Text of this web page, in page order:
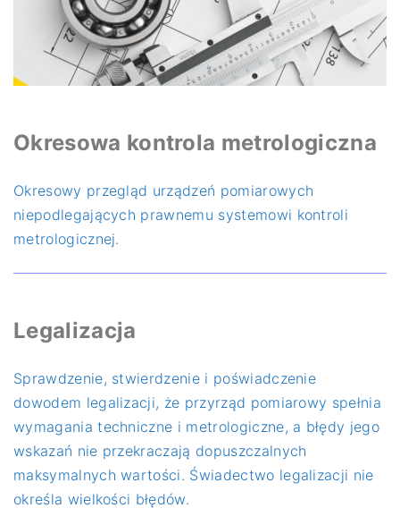
Okresowa kontrola metrologiczna
Okresowy przegląd urządzeń pomiarowych
niepodlegających prawnemu systemowi kontroli
metrologicznej.
Legalizacja
Sprawdzenie, stwierdzenie i poświadczenie
dowodem legalizacji, że przyrząd pomiarowy spełnia
wymagania techniczne i metrologiczne, a błędy jego
wskazań nie przekraczają dopuszczalnych
maksymalnych wartości. Świadectwo legalizacji nie
określa wielkości błędów.